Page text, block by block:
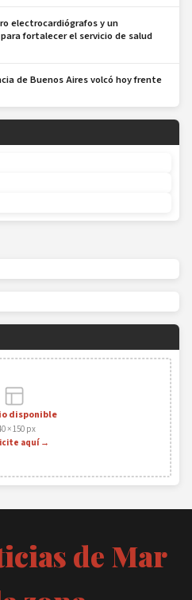
electrocardiógrafos y un
fortalecer el servicio de salud
de Buenos Aires volcó hoy frente
disponible
× 150 px
aquí →
de Mar